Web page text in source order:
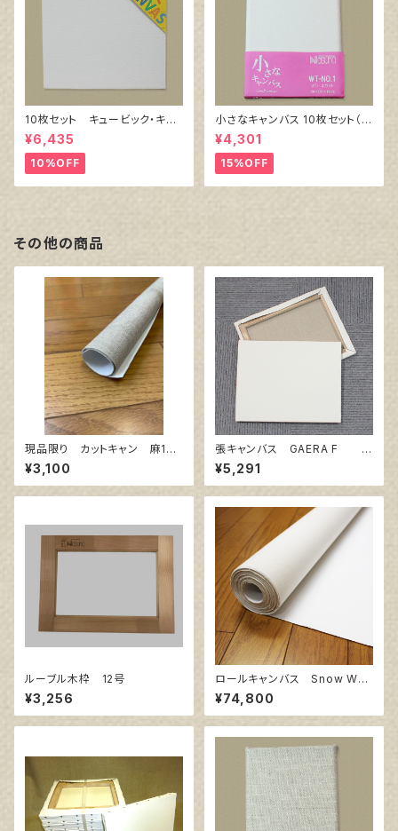
10枚セット キュービック・キャ
ンバス白（縦150㎜×横150㎜×
厚38㎜）
¥6,435
10%OFF
小さなキャンバス 10枚セット（ホ
ワイト塗りキャンバス張り）
¥4,301
15%OFF
その他の商品
現品限り カットキャン 麻10
0％ F15 (3枚組)
¥3,100
張キャンバス GAERA F 2
0号
¥5,291
ルーブル木枠 12号
¥3,256
ロールキャンバス Snow Whit
e SPC 206㎝巾×10m巻
¥74,800